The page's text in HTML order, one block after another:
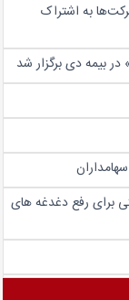
به اشتراک
بیمه دی برگزار شد
برای رفع دغدغه های